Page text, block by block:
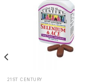
21ST CENTURY